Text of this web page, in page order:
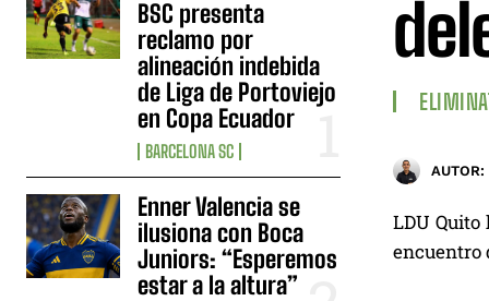
BSC presenta
reclamo por
alineación indebida
de Liga de Portoviejo
en Copa Ecuador
BARCELONA SC
Enner Valencia se
ilusiona con Boca
Juniors: “Esperemos
estar a la altura”
AUTOR:
LDU
encuentro